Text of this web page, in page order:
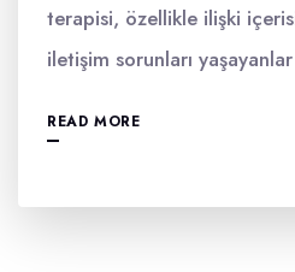
terapisi, özellikle ilişki
iletişim sorunları
READ MORE